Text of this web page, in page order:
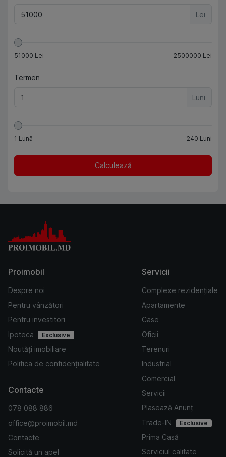
Lei
51000 Lei 2500000 Lei
Termen
Luni
1 Lună 240 Luni
Calculează
Proimobil
Despre noi
Pentru vânzători
Pentru investitori
Ipoteca
Exclusive
Noutăți imobiliare
Politica de confidențialitate
Servicii
Complexe rezidențiale
Apartamente
Case
Oficii
Terenuri
Industrial
Comercial
Servicii
Plasează Anunț
Trade-IN
Exclusive
Prima Casă
Serviciul calitate
Contacte
078 088 886
office@proimobil.md
Contacte
Solicită un apel